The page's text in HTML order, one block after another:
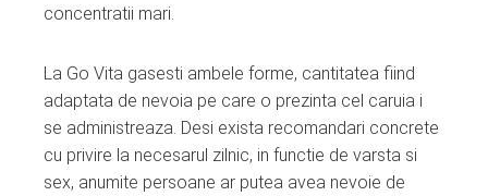
concentratii mari.
La Go Vita gasesti ambele forme, cantitatea fiind
adaptata de nevoia pe care o prezinta cel caruia i
se administreaza. Desi exista recomandari concrete
cu privire la necesarul zilnic, in functie de varsta si
sex, anumite persoane ar putea avea nevoie de